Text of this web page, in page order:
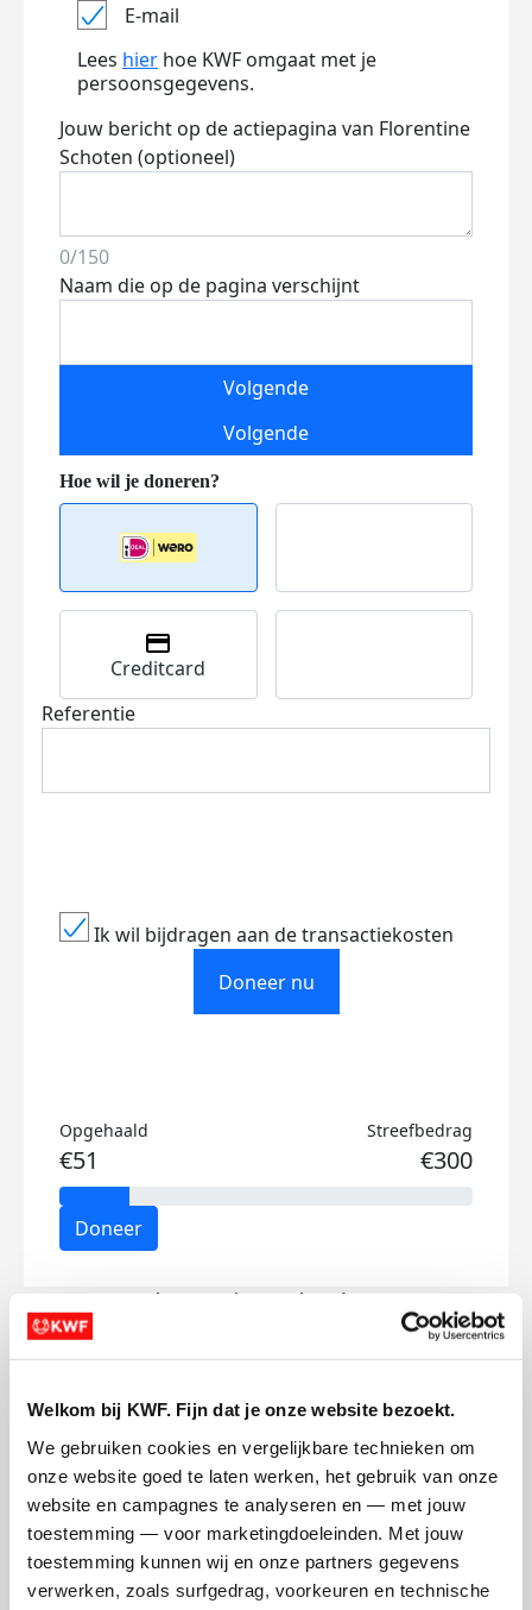
Welkom bij KWF. Fijn dat je onze website bezoekt.
We gebruiken cookies en vergelijkbare technieken om
onze website goed te laten werken, het gebruik van onze
website en campagnes te analyseren en — met jouw
toestemming — voor marketingdoeleinden. Met jouw
toestemming kunnen wij en onze partners gegevens
verwerken, zoals surfgedrag, voorkeuren en technische
E-mail
Lees hier hoe KWF omgaat met je
persoonsgegevens.
Jouw bericht op de actiepagina van Florentine
Schoten (optioneel)
0/150
Naam die op de pagina verschijnt
Volgende
Volgende
Creditcard
Referentie
Ik wil bijdragen aan de transactiekosten
Doneer nu
Opgehaald
€51
Streefbedrag
€300
Doneer
Florentine's badges